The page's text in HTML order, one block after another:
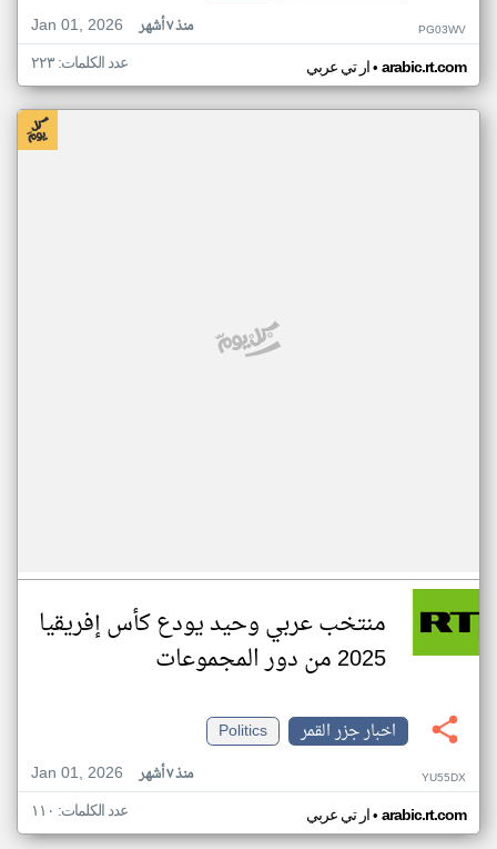
Jan 01, 2026
منذ ٧ أشهر PG03WV
ار تي عربي• arabic.rt.com عدد الكلمات: ٢٢٣
منتخب عربي وحيد يودع كأس إفريقيا
2025 من دور المجموعات
اخبار جزر القمر
Politics
Jan 01, 2026
منذ ٧ أشهر YU55DX
ار تي عربي• arabic.rt.com عدد الكلمات: ١١٠